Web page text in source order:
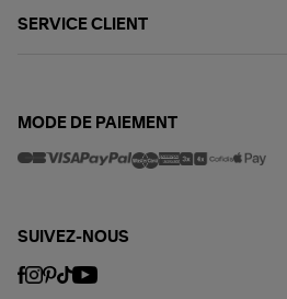
SERVICE CLIENT
MODE DE PAIEMENT
SUIVEZ-NOUS